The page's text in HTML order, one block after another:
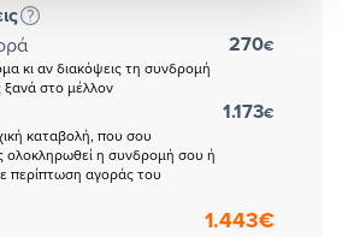
κι αν διακόψεις τη συνδρομή
ξανά στο μέλλον
270€
καταβολή, που σου
ολοκληρωθεί η συνδρομή σου ή
περίπτωση αγοράς του
1.173€
1.443€